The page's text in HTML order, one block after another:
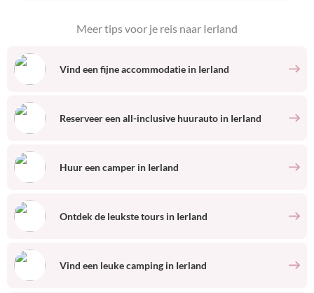
Meer tips voor je reis naar Ierland
Vind een fijne accommodatie in Ierland
Reserveer een all-inclusive huurauto in Ierland
Huur een camper in Ierland
Ontdek de leukste tours in Ierland
Vind een leuke camping in Ierland